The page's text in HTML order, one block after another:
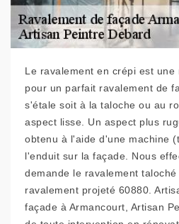
Le ravalement en crépi est une
pour un parfait ravalement de
s'étale soit à la taloche ou au
aspect lisse. Un aspect plus
obtenu à l'aide d'une machine
l'enduit sur la façade. Nous
demande le ravalement
ravalement projeté 60880.
façade à Armancourt, Artisan